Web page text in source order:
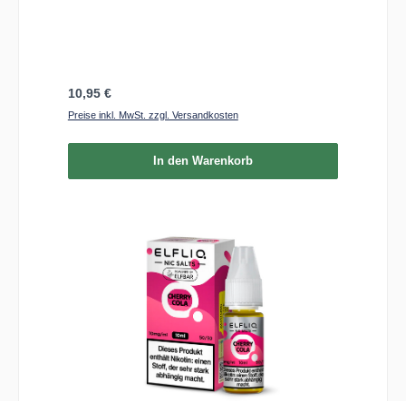
Regulärer Preis:
10,95 €
Preise inkl. MwSt. zzgl. Versandkosten
In den Warenkorb